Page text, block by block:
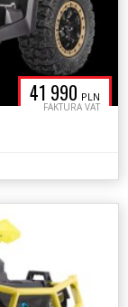
41 990 PLN
FAKTURA VAT